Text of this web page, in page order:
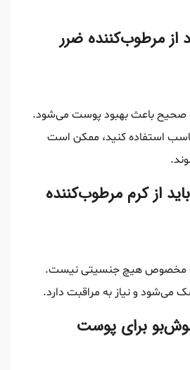
از مرطوب‌کننده ضرر
صحیح باعث بهبود پوست می‌شود.
استفاده کنید، ممکن است
از کرم مرطوب‌کننده
مخصوص هیچ جنسیتی نیست.
و نیاز به مراقبت دارد.
برای پوست